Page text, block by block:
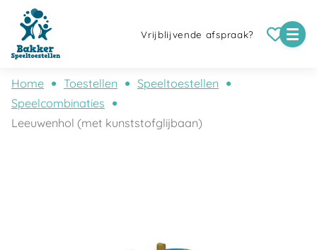
Vrijblijvende afspraak?
Home Toestellen
Speeltoestellen
Speelcombinaties
Leeuwenhol (met kunststofglijbaan)